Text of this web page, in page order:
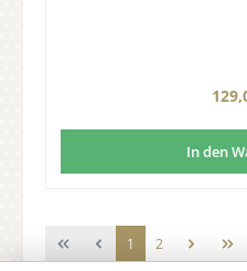
In den
1 2